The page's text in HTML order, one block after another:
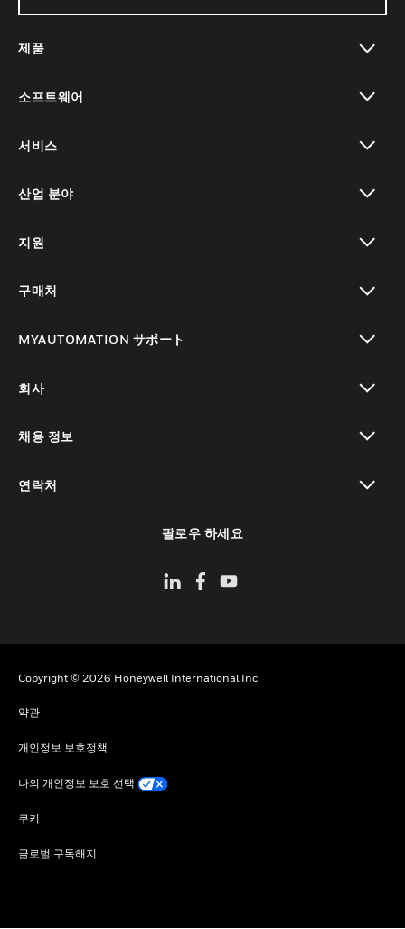
제품
소프트웨어
서비스
산업 분야
지원
구매처
MYAUTOMATION サポート
회사
채용 정보
연락처
팔로우 하세요
Copyright © 2026 Honeywell International Inc
약관
개인정보 보호정책
나의 개인정보 보호 선택
쿠키
글로벌 구독해지